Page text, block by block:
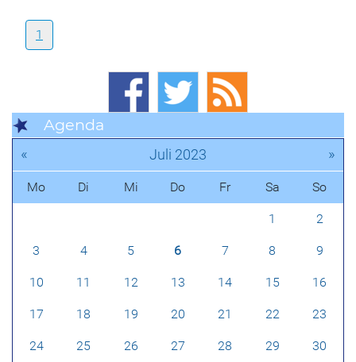
1
Agenda
« Juli 2023 »
Mo Di Mi Do Fr Sa So
1 2
3 4 5 6 7 8 9
10 11 12 13 14 15 16
17 18 19 20 21 22 23
24 25 26 27 28 29 30